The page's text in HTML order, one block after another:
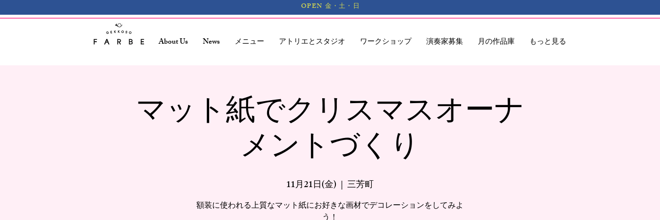
OPEN 金・土・日
About Us News メニュー アトリエとスタジオ ワークショップ 演奏家募集 月の作品庫 もっと見る
マット紙でクリスマスオーナ
メントづくり
11月21日(金)
  |
三芳町
額装に使われる上質なマット紙にお好きな画材でデコレーションをしてみよ